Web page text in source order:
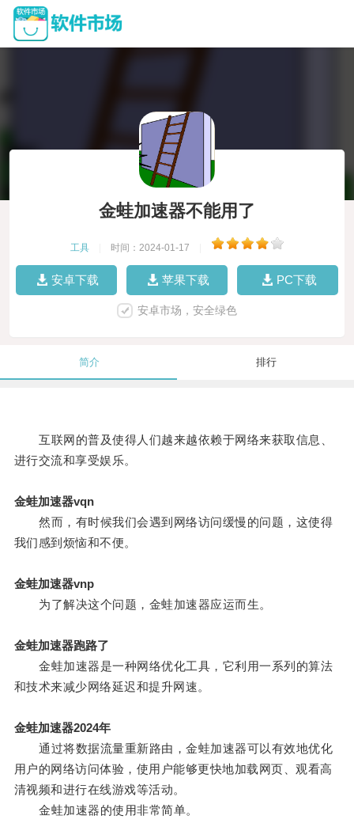
金蛙加速器不能用了
工具 时间：2024-01-17
安卓下载 苹果下载 PC下载
安卓市场，安全绿色
简介 排行
互联网的普及使得人们越来越依赖于网络来获取信息、
进行交流和享受娱乐。
金蛙加速器vqn
然而，有时候我们会遇到网络访问缓慢的问题，这使得
我们感到烦恼和不便。
金蛙加速器vnp
为了解决这个问题，金蛙加速器应运而生。
金蛙加速器跑路了
金蛙加速器是一种网络优化工具，它利用一系列的算法
和技术来减少网络延迟和提升网速。
金蛙加速器2024年
通过将数据流量重新路由，金蛙加速器可以有效地优化
用户的网络访问体验，使用户能够更快地加载网页、观看高
清视频和进行在线游戏等活动。
金蛙加速器的使用非常简单。